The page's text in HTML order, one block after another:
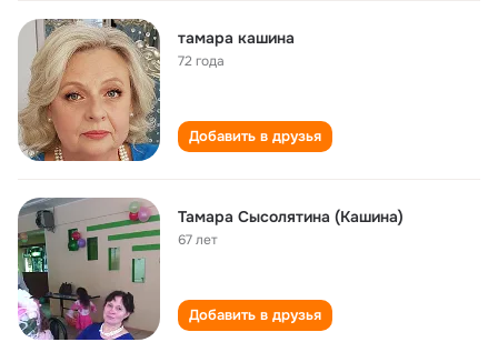
тамара кашина
72 года
Добавить в друзья
Тамара Сысолятина (Кашина)
67 лет
Добавить в друзья